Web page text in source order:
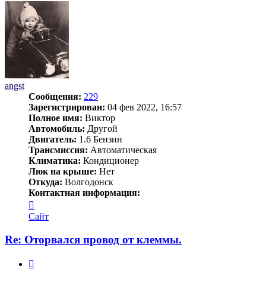
angst
Сообщения: 229
Зарегистрирован: 04 фев 2022, 16:57
Полное имя: Виктор
Автомобиль: Другой
Двигатель: 1.6 Бензин
Трансмиссия: Автоматическая
Климатика: Кондиционер
Люк на крыше: Нет
Откуда: Волгодонск
Контактная информация:
информация
пользователя
Сайт
Re: Оторвался провод от клеммы.